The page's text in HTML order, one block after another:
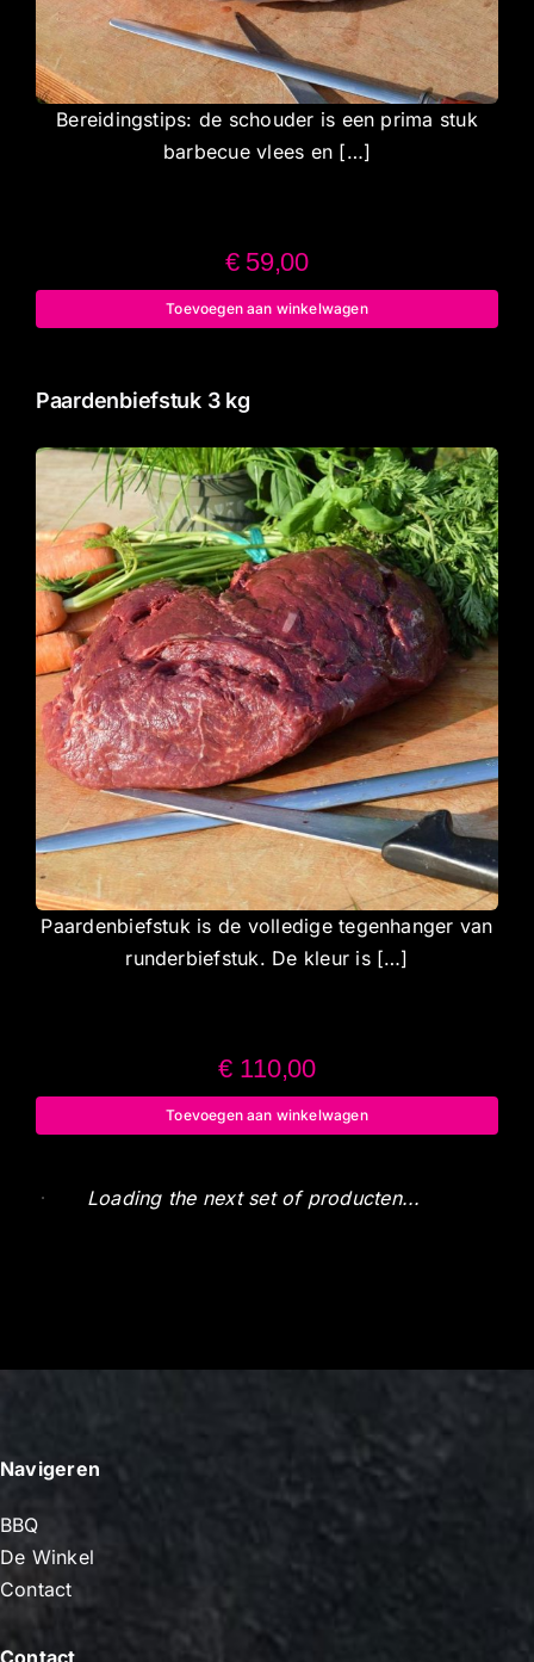
Bereidingstips: de schouder is een prima stuk
barbecue vlees en […]
€59,00
Toevoegen aan winkelwagen
Paardenbiefstuk 3 kg
Paardenbiefstuk is de volledige tegenhanger van
runderbiefstuk. De kleur is […]
€110,00
Toevoegen aan winkelwagen
Zuiderzee varken Haxe 2 kg